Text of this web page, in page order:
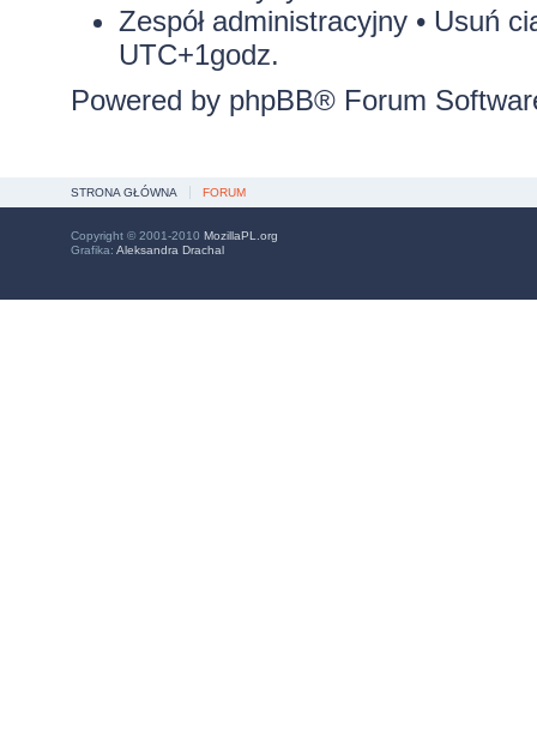
Zespół administracyjny• Usuń
UTC+1godz.
Powered by phpBB® Forum
STRONA GŁÓWNA FORUM
Copyright © 2001-2010 MozillaPL.org
Grafika: Aleksandra Drachal